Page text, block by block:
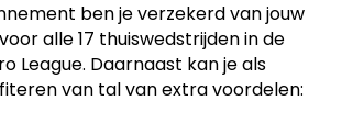
ben je verzekerd van jouw
alle 17 thuiswedstrijden in de
League. Daarnaast kan je als
van tal van extra voordelen: